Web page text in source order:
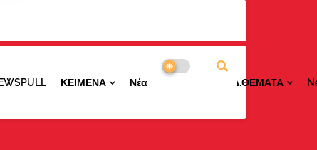
ΚΕΙΜΕΝΑ ΝέαΠΕΡΙΟΧΩΝ ΕΙΔ.ΘΕΜΑΤΑ